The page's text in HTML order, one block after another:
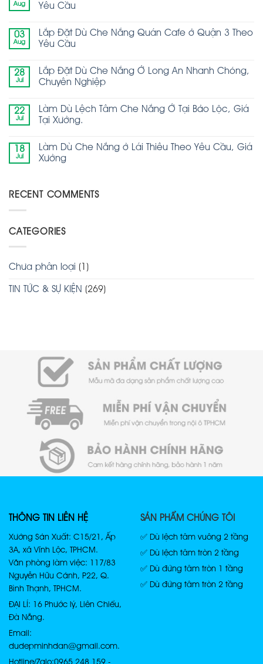
Aug
Yêu Cầu
03
Aug
Lắp Đặt Dù Che Nắng Quán Cafe ở Quận 3 Theo
Yêu Cầu
28
Jul
Lắp Đặt Dù Che Nắng Ở Long An Nhanh Chóng,
Chuyên Nghiệp
22
Jul
Làm Dù Lệch Tâm Che Nắng Ở Tại Bảo Lộc, Giá
Tại Xưởng.
18
Jul
Làm Dù Che Nắng ở Lái Thiêu Theo Yêu Cầu, Giá
Xưởng
RECENT COMMENTS
CATEGORIES
Chưa phân loại (1)
TIN TỨC & SỰ KIỆN (269)
THÔNG TIN LIÊN HỆ
Xưởng Sản Xuất: C15/21, Ấp
3A, xã Vĩnh Lộc, TPHCM.
Văn phòng làm việc: 117/83
Nguyễn Hữu Cảnh, P22, Q.
Bình Thạnh, TPHCM.
ĐẠI LÍ: 16 Phước lý, Liên Chiểu,
Đà Nẵng.
Email:
dudepminhdan@gmail.com.
Hotline/Zalo: 0965 248 159 -
SẢN PHẨM CHÚNG TÔI
✅ Dù lệch tâm vuông 2 tầng
✅ Dù lệch tâm tròn 2 tầng
✅ Dù đứng tâm tròn 1 tầng
✅ Dù đứng tâm tròn 2 tầng